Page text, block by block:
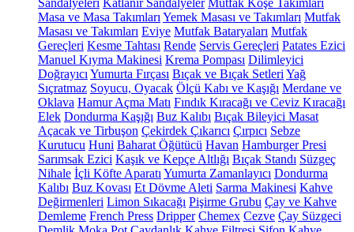
Sandalyeleri Katlanır Sandalyeler Mutfak Köşe Takımları
Masa ve Masa Takımları Yemek Masası ve Takımları Mutfak
Masası ve Takımları Eviye Mutfak Bataryaları Mutfak
Gereçleri Kesme Tahtası Rende Servis Gereçleri Patates Ezici
Manuel Kıyma Makinesi Krema Pompası Dilimleyici
Doğrayıcı Yumurta Fırçası Bıçak ve Bıçak Setleri Yağ
Sıçratmaz Soyucu, Oyacak Ölçü Kabı ve Kaşığı Merdane ve
Oklava Hamur Açma Matı Fındık Kıracağı ve Ceviz Kıracağı
Elek Dondurma Kaşığı Buz Kalıbı Bıçak Bileyici Masat
Açacak ve Tirbuşon Çekirdek Çıkarıcı Çırpıcı Sebze
Kurutucu Huni Baharat Öğütücü Havan Hamburger Presi
Sarımsak Ezici Kaşık ve Kepçe Altlığı Bıçak Standı Süzgeç
Nihale İçli Köfte Aparatı Yumurta Zamanlayıcı Dondurma
Kalıbı Buz Kovası Et Dövme Aleti Sarma Makinesi Kahve
Değirmenleri Limon Sıkacağı Pişirme Grubu Çay ve Kahve
Demleme French Press Dripper Chemex Cezve Çay Süzgeci